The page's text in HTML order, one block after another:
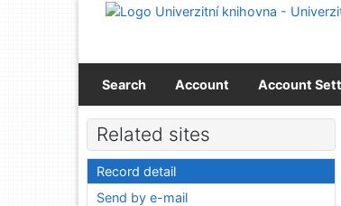
Go to content
Search Account Account
Related sites
Record detail
Send by e-mail